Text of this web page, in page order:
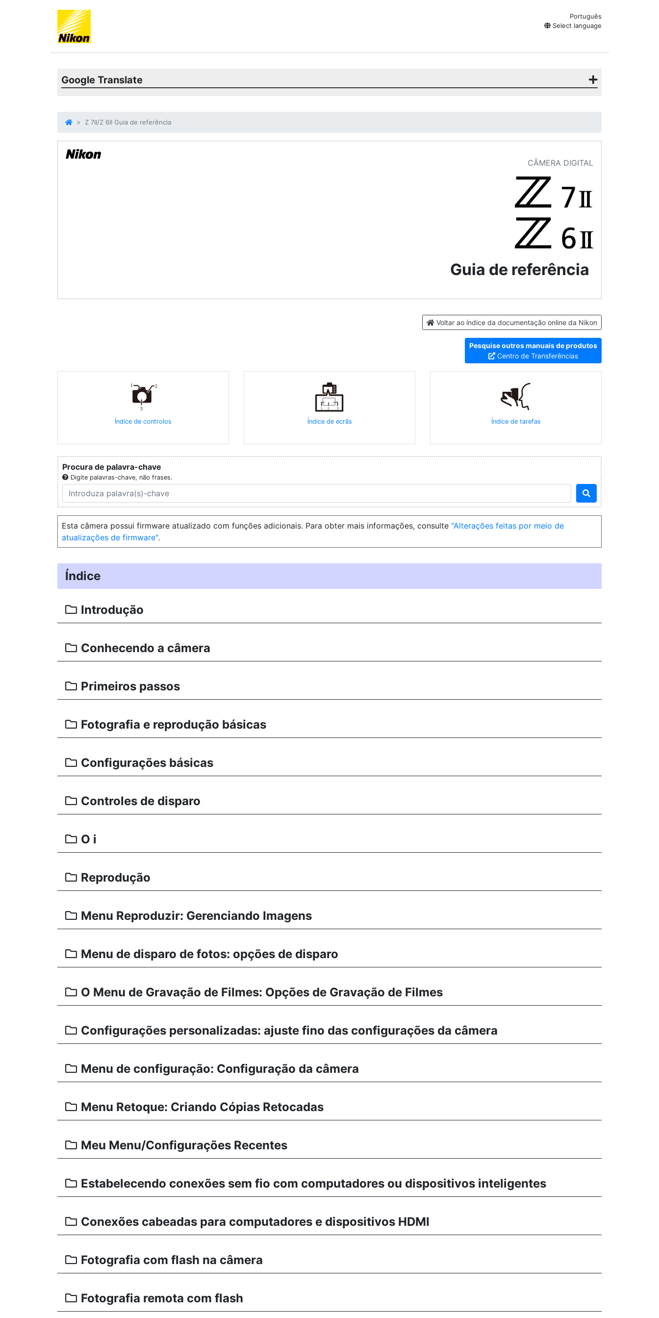
Português
Select language
Google Translate
Z 7II/Z 6II Guia de referência
CÂMERA DIGITAL
Guia de referência
Voltar ao índice da documentação online da Nikon
Pesquise outros manuais de produtos
Centro de Transferências
Índice de controlos Índice de ecrãs Índice de tarefas
Procura de palavra-chave
Digite palavras-chave, não frases.
Esta câmera possui firmware atualizado com funções adicionais. Para obter mais informações, consulte Alterações feitas por meio de
atualizações de firmware .
Índice
Introdução
Conhecendo a câmera
Primeiros passos
Fotografia e reprodução básicas
Configurações básicas
Controles de disparo
O i
Reprodução
Menu Reproduzir: Gerenciando Imagens
Menu de disparo de fotos: opções de disparo
O Menu de Gravação de Filmes: Opções de Gravação de Filmes
Configurações personalizadas: ajuste fino das configurações da câmera
Menu de configuração: Configuração da câmera
Menu Retoque: Criando Cópias Retocadas
Meu Menu/Configurações Recentes
Estabelecendo conexões sem fio com computadores ou dispositivos inteligentes
Conexões cabeadas para computadores e dispositivos HDMI
Fotografia com flash na câmera
Fotografia remota com flash